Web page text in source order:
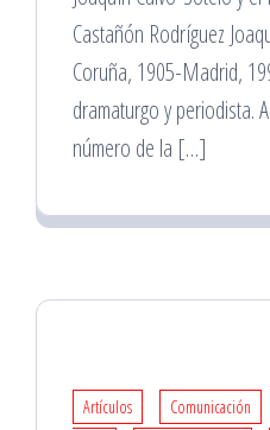
Castañón Rodríguez
Coruña, 1905-Madrid,
dramaturgo y periodista.
número de la […]
Artículos Comunicación